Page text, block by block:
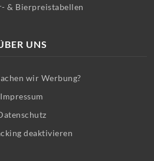
& Bierpreistabellen
UNS
wir Werbung?
Impressum
deaktivieren